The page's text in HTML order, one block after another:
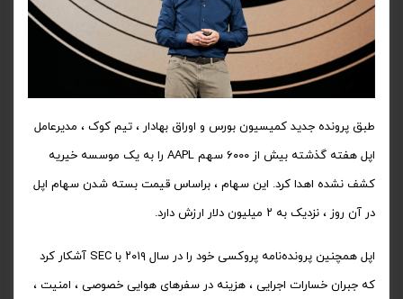
طبق پرونده جدید کمیسیون بورس و اوراق بهادار ، تیم کوک ، مدیرعامل
اپل هفته گذشته بیش از ۶۰۰۰ سهم AAPL را به یک موسسه خیریه
کشف نشده اهدا کرد. این سهام ، براساس قیمت بسته شدن سهام اپل
در آن روز ، نزدیک به ۲ میلیون دلار ارزش دارد.
اپل همچنین پرونده‌نامه پروکسی خود را در سال ۲۰۱۹ با SEC آشکار کرد
که جبران خسارات اجرایی ، هزینه در سفرهای هوایی خصوصی ، امنیت ،